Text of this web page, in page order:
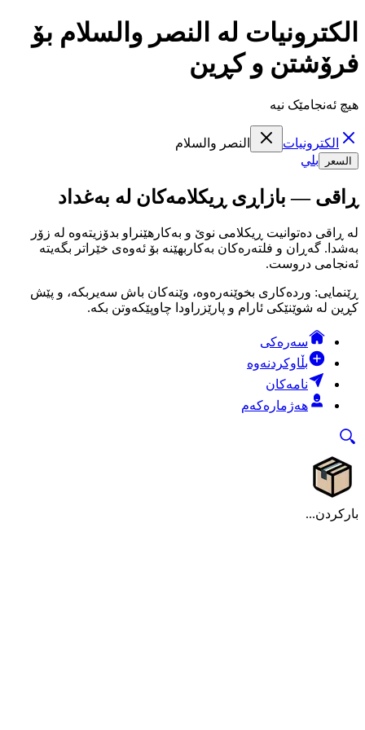
الكترونيات لە النصر والسلام بۆ
فرۆشتن و کڕین
هیچ ئەنجامێک نیە
الكترونيات النصر والسلام
السعر بلي
ڕاقی — بازاڕی ڕیکلامەکان لە بەغداد
لە ڕاقی دەتوانیت ڕیکلامی نوێ و بەکارهێنراو بدۆزیتەوە لە زۆر
بەشدا. گەڕان و فلتەرەکان بەکاربهێنە بۆ ئەوەی خێراتر بگەیتە
ئەنجامی دروست.
ڕێنمایی: وردەکاری بخوێنەرەوە، وێنەکان باش سەیربکە، و پێش
کڕین لە شوێنێکی ئارام و پارێزراودا چاوپێکەوتن بکە.
سەرەکی
بڵاوکردنەوە
نامەکان
هەژمارەکەم
بارکردن...